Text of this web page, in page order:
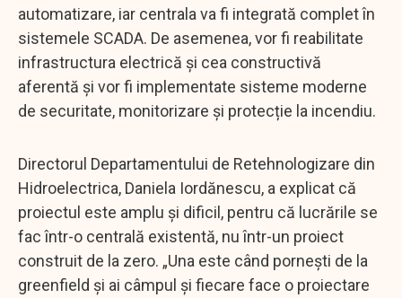
automatizare, iar centrala va fi integrată complet în
sistemele SCADA. De asemenea, vor fi reabilitate
infrastructura electrică și cea constructivă
aferentă și vor fi implementate sisteme moderne
de securitate, monitorizare și protecție la incendiu.
Directorul Departamentului de Retehnologizare din
Hidroelectrica, Daniela Iordănescu, a explicat că
proiectul este amplu și dificil, pentru că lucrările se
fac într-o centrală existentă, nu într-un proiect
construit de la zero. „Una este când pornești de la
greenfield și ai câmpul și fiecare face o proiectare